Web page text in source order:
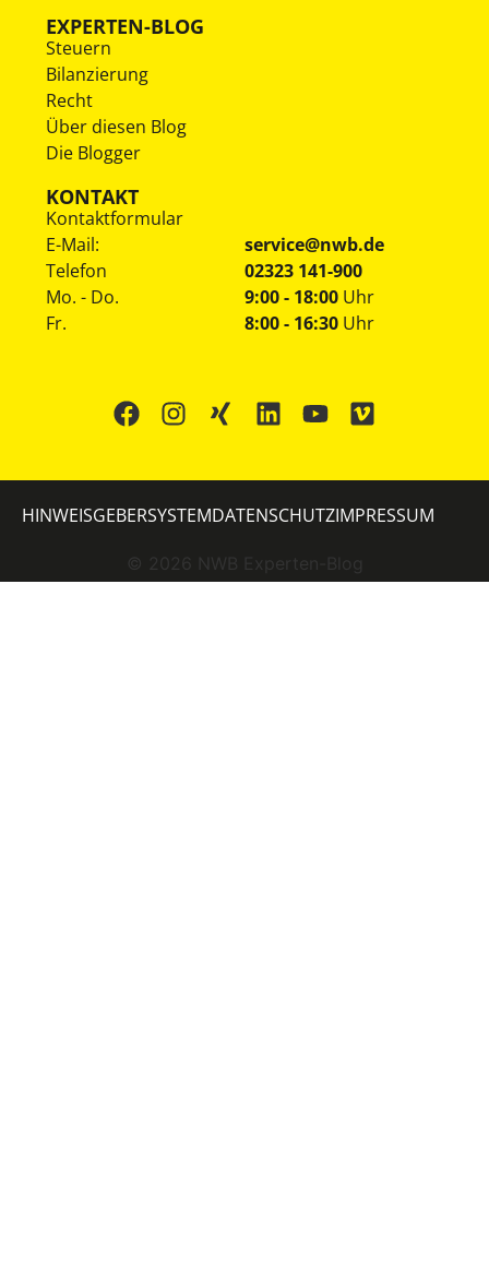
EXPERTEN-BLOG
Steuern
Bilanzierung
Recht
Über diesen Blog
Die Blogger
KONTAKT
Kontaktformular
E-Mail:
service@nwb.de
Telefon
02323 141-900
Mo. - Do.
Fr.
9:00 - 18:00 Uhr
8:00 - 16:30 Uhr
© 2026 NWB Experten-Blog
HINWEISGEBERSYSTEMDATENSCHUTZIMPRESSUM